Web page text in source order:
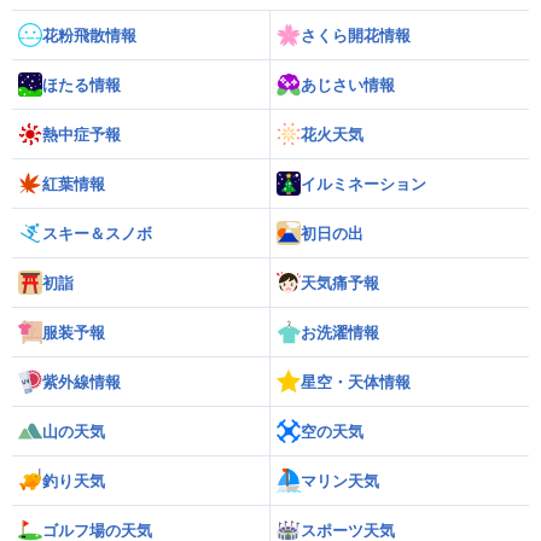
花粉飛散情報 さくら開花情報
ほたる情報 あじさい情報
熱中症予報 花火天気
紅葉情報 イルミネーション
スキー＆スノボ 初日の出
初詣 天気痛予報
服装予報 お洗濯情報
紫外線情報 星空・天体情報
山の天気 空の天気
釣り天気 マリン天気
ゴルフ場の天気 スポーツ天気